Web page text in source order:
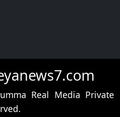
Real Media Private